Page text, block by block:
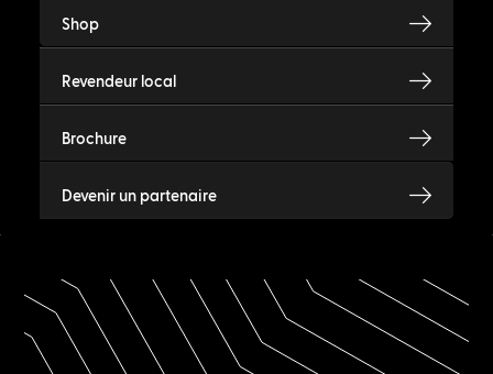
Shop
Revendeur local
Brochure
Devenir un partenaire